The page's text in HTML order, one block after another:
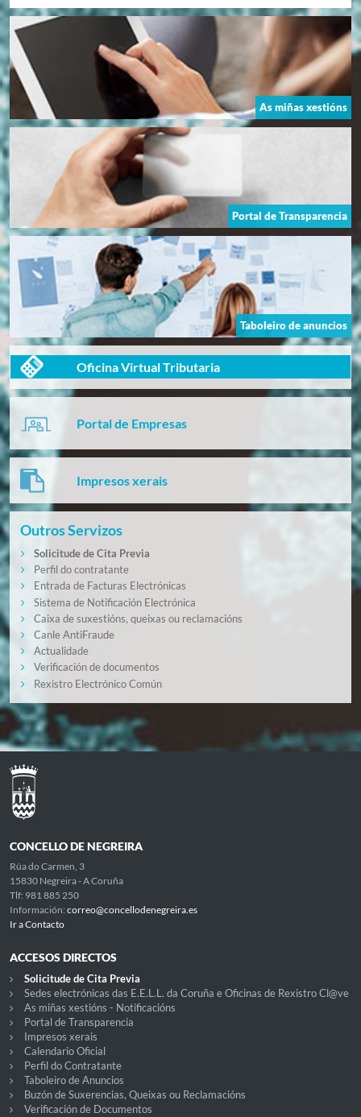
As miñas xestións
Portal de Transparencia
Taboleiro de anuncios
Oficina Virtual Tributaria
Portal de Empresas
Impresos xerais
Outros Servizos
Solicitude de Cita Previa
Perfil do contratante
Entrada de Facturas Electrónicas
Sistema de Notificación Electrónica
Caixa de suxestións, queixas ou reclamacións
Canle AntiFraude
Actualidade
Verificación de documentos
Rexistro Electrónico Común
CONCELLO DE NEGREIRA
Rúa do Carmen, 3
15830 Negreira - A Coruña
Tlf: 981 885 250
Información: correo@concellodenegreira.es
Ir a Contacto
ACCESOS DIRECTOS
Solicitude de Cita Previa
Sedes electrónicas das E.E.L.L. da Coruña e Oficinas de Rexistro Cl@ve
As miñas xestións - Notificacións
Portal de Transparencia
Impresos xerais
Calendario Oficial
Perfil do Contratante
Taboleiro de Anuncios
Buzón de Suxerencias, Queixas ou Reclamacións
Verificación de Documentos